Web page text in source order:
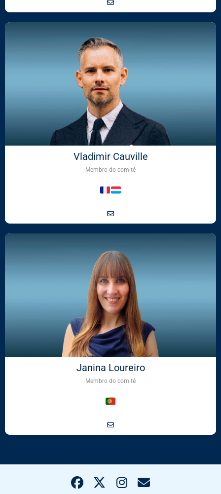
Vladimir Cauville
Membro do comité
Janina Loureiro
Membro do comité